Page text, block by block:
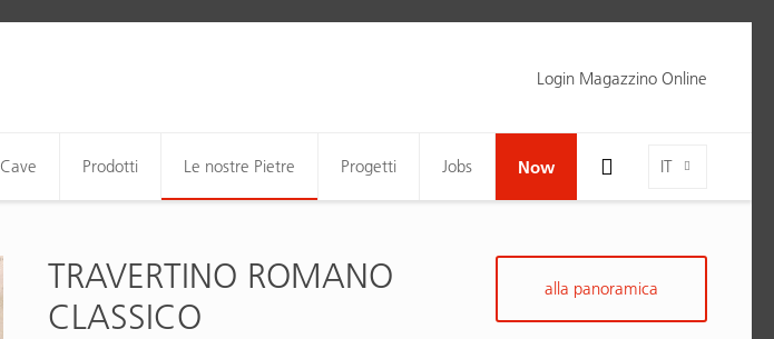
Login Magazzino Online
IT
Toggle Search Bar Visibility For Wide Screens
Cave Prodotti Le nostre Pietre Progetti Jobs Now
TRAVERTINO ROMANO
CLASSICO
alla panoramica